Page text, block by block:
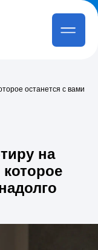
консультацию
останется с вами
на